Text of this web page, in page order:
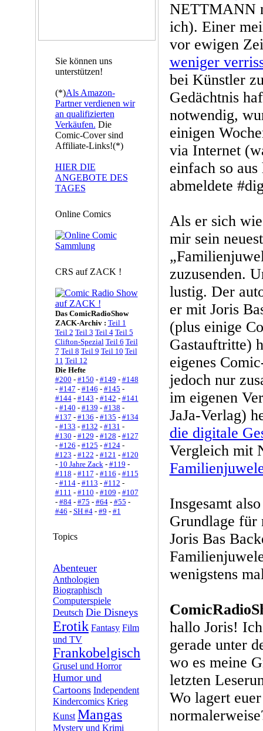
Sie können uns
unterstützen!
(*)Als Amazon-
Partner verdienen wir
an qualifizierten
Verkäufen. Die
Comic-Cover sind
Affiliate-Links!(*)
HIER DIE
ANGEBOTE DES
TAGES
Online Comics
CRS auf ZACK !
Das ComicRadioShow
ZACK-Archiv : Teil 1
Teil 2 Teil 3 Teil 4 Teil 5
Clifton-Spezial Teil 6 Teil
7 Teil 8 Teil 9 Teil 10 Teil
11 Teil 12
Die Hefte
#200 - #150 - #149 - #148
- #147 - #146 - #145 -
#144- #143 - #142 - #141
- #140 - #139 - #138 -
#137 - #136 - #135 - #134
- #133 - #132 - #131 -
#130 - #129 - #128 - #127
- #126 - #125 - #124-
#123 - #122 - #121 - #120
- 10 Jahre Zack- #119 -
#118 - #117 - #116 - #115
- #114- #113 - #112 -
#111 - #110 - #109 - #107
- #84- #75 - #64- #55 -
#46 - SH #4- #9 - #1
Topics
Abenteuer
Anthologien
Biographisch
Computerspiele
Deutsch Die Disneys
Erotik Fantasy Film
und TV
Frankobelgisch
Grusel und Horror
Humor und
Cartoons Independent
Kindercomics Krieg
Kunst Mangas
Mystery und Krimi
NETTMANN
ich). Einer
vor ewigen
weniger
bei Künstler
Gedächtnis
notwendig,
einigen
via Internet
einfach so
abmeldete
Als er sich
mir sein
zuzusenden.
lustig. Der
er mit Joris
(plus einige
Gastauftritte)
eigenes
jedoch nur
im eigenen
JaJa-Verlag)
die digitale
Vergleich mit
Insgesamt
Grundlage für
Joris Bas
wenigstens
hallo Joris!
gerade unter
wo es meine
letzten
Wo lagert